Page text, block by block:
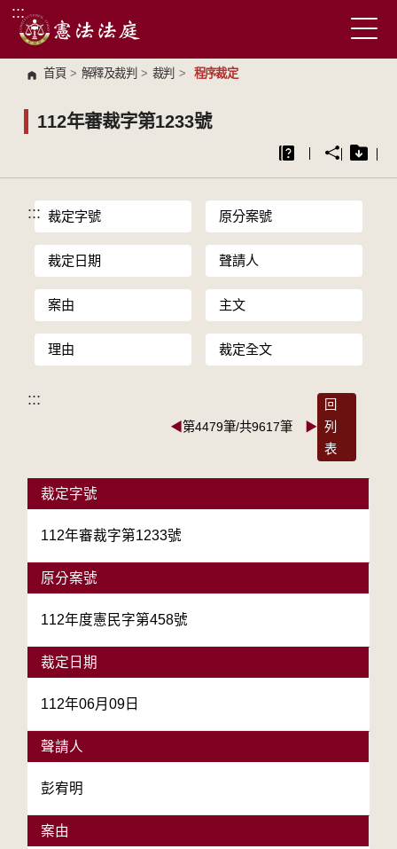
跳到主要內容區塊
:::
首頁 > 解釋及裁判 > 裁判 > 程序裁定
112年審裁字第1233號
::: 裁定字號 原分案號
裁定日期 聲請人
案由 主文
理由 裁定全文
:::
◀第4479筆/共9617筆 ▶
回
列
表
裁定字號
112年審裁字第1233號
原分案號
112年度憲民字第458號
裁定日期
112年06月09日
聲請人
彭宥明
案由